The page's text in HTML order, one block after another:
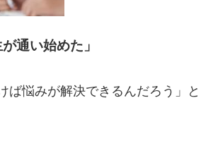
通い始めた」
ば悩みが解決できるんだろう」と